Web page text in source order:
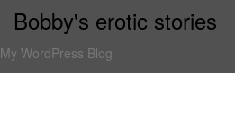
Bobby's erotic stories
My WordPress Blog